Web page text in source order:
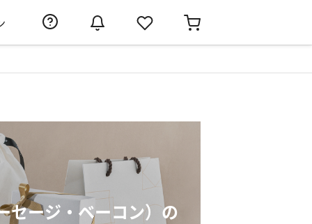
セージ・ベーコン）の